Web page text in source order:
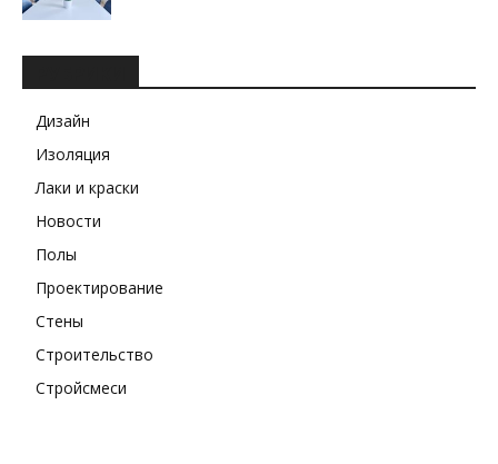
Дизайн
Изоляция
Лаки и краски
Новости
Полы
Проектирование
Стены
Строительство
Стройсмеси